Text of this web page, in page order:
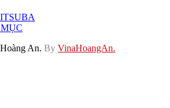
An. By VinaHoangAn.